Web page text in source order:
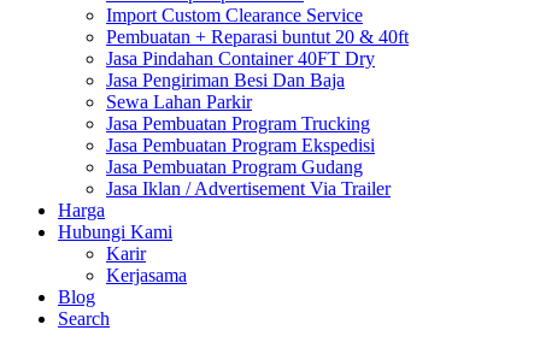
Import Custom Clearance Service
Pembuatan + Reparasi buntut 20 & 40ft
Jasa Pindahan Container 40FT Dry
Jasa Pengiriman Besi Dan Baja
Sewa Lahan Parkir
Jasa Pembuatan Program Trucking
Jasa Pembuatan Program Ekspedisi
Jasa Pembuatan Program Gudang
Jasa Iklan / Advertisement Via Trailer
Harga
Hubungi Kami
Karir
Kerjasama
Blog
Search